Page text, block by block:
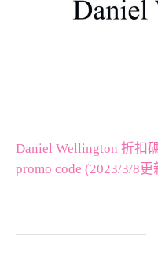
Daniel Wellington 折扣
promo code (2023/3/8更